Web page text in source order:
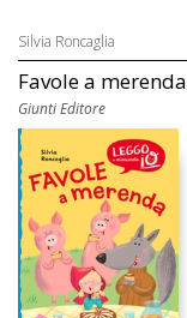
Silvia Roncaglia
Favole a merenda
Giunti Editore